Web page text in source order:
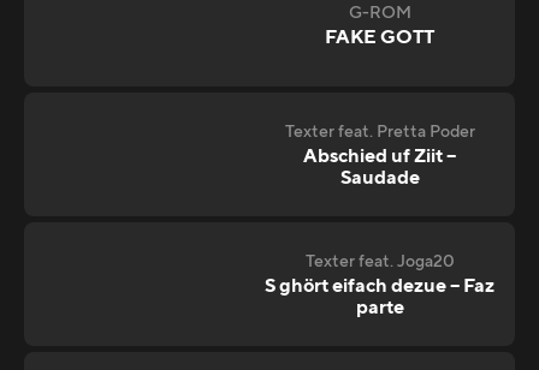
G-ROM
FAKE GOTT
Texter feat. Pretta Poder
Abschied uf Ziit –
Saudade
Texter feat. Joga20
S ghört eifach dezue – Faz
parte